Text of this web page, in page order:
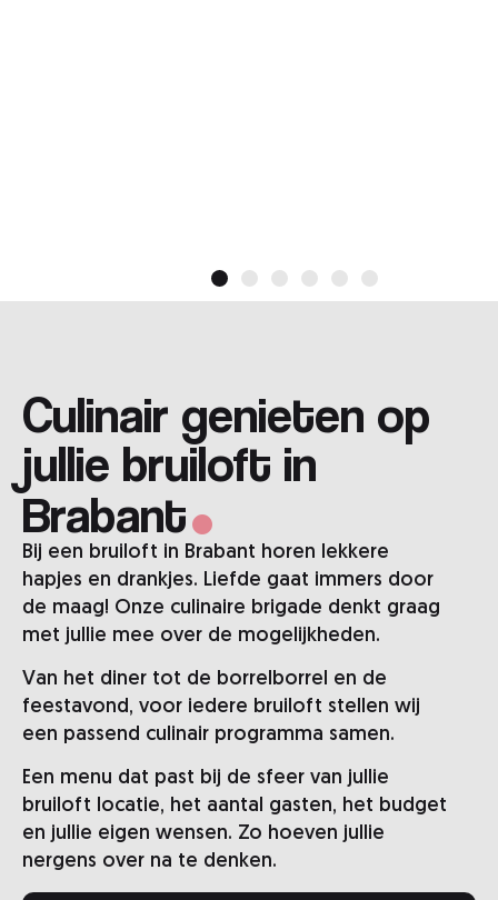
Culinair genieten op
jullie bruiloft in
Brabant.
Bij een bruiloft in Brabant horen lekkere
hapjes en drankjes. Liefde gaat immers door
de maag! Onze culinaire brigade denkt graag
met jullie mee over de mogelijkheden.
Van het diner tot de borrelborrel en de
feestavond, voor iedere bruiloft stellen wij
een passend culinair programma samen.
Een menu dat past bij de sfeer van jullie
bruiloft locatie, het aantal gasten, het budget
en jullie eigen wensen. Zo hoeven jullie
nergens over na te denken.